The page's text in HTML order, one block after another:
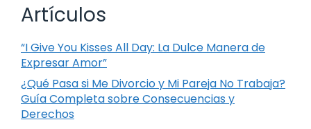
Artículos
“I Give You Kisses All Day: La Dulce Manera de
Expresar Amor”
¿Qué Pasa si Me Divorcio y Mi Pareja No Trabaja?
Guía Completa sobre Consecuencias y
Derechos